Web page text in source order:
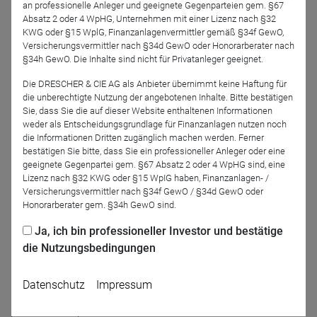
Team von Ampega.
Präsentationen
Präsentation | Berndt Maisch | Tresides Asset
Management
Präsentation | Markus Lehner & Bastian Lechner |
LEHNER INVESTMENTS
Präsentation | Michael Nowicki | Ampega
an professionelle Anleger und geeignete Gegenparteien gem. §67
Absatz 2 oder 4 WpHG, Unternehmen mit einer Lizenz nach §32
KWG oder §15 WplG, Finanzanlagenvermittler gemäß §34f GewO,
Versicherungsvermittler nach §34d GewO oder Honorarberater nach
§34h GewO. Die Inhalte sind nicht für Privatanleger geeignet.
Die DRESCHER & CIE AG als Anbieter übernimmt keine Haftung für
die unberechtigte Nutzung der angebotenen Inhalte. Bitte bestätigen
Sie, dass Sie die auf dieser Website enthaltenen Informationen
weder als Entscheidungsgrundlage für Finanzanlagen nutzen noch
die Informationen Dritten zugänglich machen werden. Ferner
bestätigen Sie bitte, dass Sie ein professioneller Anleger oder eine
geeignete Gegenpartei gem. §67 Absatz 2 oder 4 WpHG sind, eine
Lizenz nach §32 KWG oder §15 WpIG haben, Finanzanlagen- /
Versicherungsvermittler nach §34f GewO / §34d GewO oder
Honorarberater gem. §34h GewO sind.
Ja, ich bin professioneller Investor und bestätige
die Nutzungsbedingungen
Datenschutz Impressum